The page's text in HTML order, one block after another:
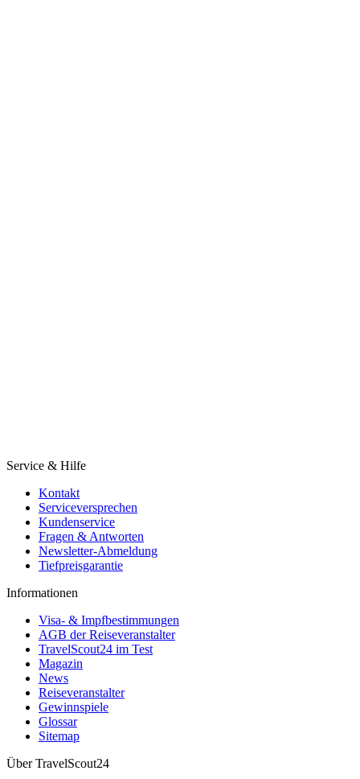
Service & Hilfe
Kontakt
Serviceversprechen
Kundenservice
Fragen & Antworten
Newsletter-Abmeldung
Tiefpreisgarantie
Informationen
Visa- & Impfbestimmungen
AGB der Reiseveranstalter
TravelScout24 im Test
Magazin
News
Reiseveranstalter
Gewinnspiele
Glossar
Sitemap
Über TravelScout24